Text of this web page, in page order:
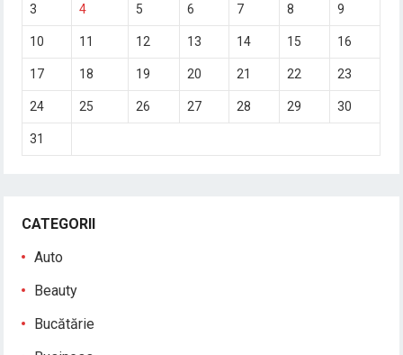
3 4 5 6 7 8 9
10 11 12 13 14 15 16
17 18 19 20 21 22 23
24 25 26 27 28 29 30
31
CATEGORII
Auto
Beauty
Bucătărie